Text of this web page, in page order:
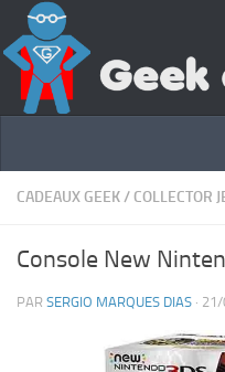
CADEAUX GEEK/ COLLECTOR
Console New
PAR SERGIO MARQUES DIAS ·